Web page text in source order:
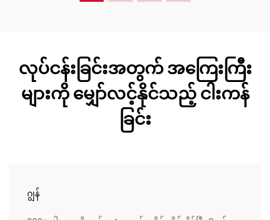
လုပ်ငန်းခြင်းအတွက် အကြေးကြီး
များကို မျှော်လင့်နိုင်သည့် ငါးကန်
ခြင်း
ဂျွန်